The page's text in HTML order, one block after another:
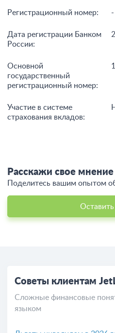
Регистрационный номер: -
Дата регистрации Банком
России:
Основной
государственный
регистрационный номер:
Участие в системе
страхования вкладов:
Расскажи свое мнение
Поделитесь вашим опытом
Советы клиентам
Сложные финансовые
языком